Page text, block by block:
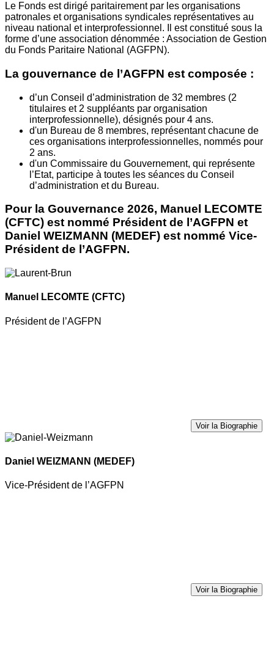
Le Fonds est dirigé paritairement par les organisations
patronales et organisations syndicales représentatives au
niveau national et interprofessionnel. Il est constitué sous la
forme d’une association dénommée : Association de Gestion
du Fonds Paritaire National (AGFPN).
La gouvernance de l’AGFPN est composée :
d’un Conseil d’administration de 32 membres (2
titulaires et 2 suppléants par organisation
interprofessionnelle), désignés pour 4 ans.
d'un Bureau de 8 membres, représentant chacune de
ces organisations interprofessionnelles, nommés pour
2 ans.
d'un Commissaire du Gouvernement, qui représente
l’Etat, participe à toutes les séances du Conseil
d’administration et du Bureau.
Pour la Gouvernance 2026, Manuel LECOMTE
(CFTC) est nommé Président de l’AGFPN et
Daniel WEIZMANN (MEDEF) est nommé Vice-
Président de l’AGFPN.
Manuel LECOMTE (CFTC)
Président de l’AGFPN
Voir la Biographie
Daniel WEIZMANN (MEDEF)
Vice-Président de l’AGFPN
Voir la Biographie